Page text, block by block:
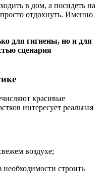
в дом, а посидеть на
отдохнуть. Именно
для гигиены, но и для
сценария
красивые
интересует реальная
воздухе;
необходимости строить